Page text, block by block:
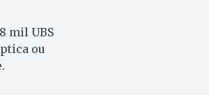
mil UBS
ou